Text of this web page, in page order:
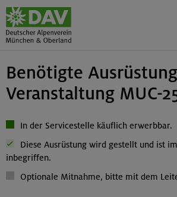
Benötigte
Veranstaltung MUC-
In der Servicestelle käuflich erwerbbar.
Diese Ausrüstung wird gestellt und ist
inbegriffen.
Optionale Mitnahme, bitte mit dem